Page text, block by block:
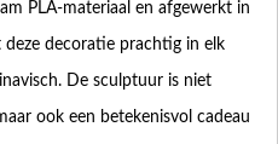
PLA-materiaal en afgewerkt in
decoratie prachtig in elk
De sculptuur is niet
ook een betekenisvol cadeau